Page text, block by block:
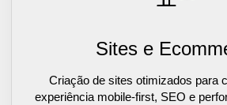
Sites e
Criação de sites otimizados para
experiência mobile-first, SEO e